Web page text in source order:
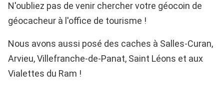
N'oubliez pas de venir chercher votre géocoin de
géocacheur à l'office de tourisme !
Nous avons aussi posé des caches à Salles-Curan,
Arvieu, Villefranche-de-Panat, Saint Léons et aux
Vialettes du Ram !